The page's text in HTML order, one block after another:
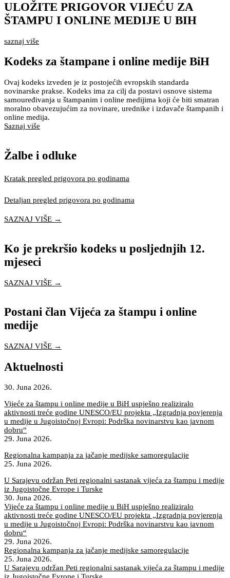
ULOŽITE PRIGOVOR VIJEĆU ZA
ŠTAMPU I ONLINE MEDIJE U BIH
saznaj više
Kodeks za štampane i online medije BiH
Ovaj kodeks izveden je iz postojećih evropskih standarda
novinarske prakse. Kodeks ima za cilj da postavi osnove sistema
samouređivanja u štampanim i online medijima koji će biti smatran
moralno obavezujućim za novinare, urednike i izdavače štampanih i
online medija.
Saznaj više
Žalbe i odluke
Kratak pregled prigovora po godinama
Detaljan pregled prigovora po godinama
SAZNAJ VIŠE →
Ko je prekršio kodeks u posljednjih 12.
mjeseci
SAZNAJ VIŠE →
Postani član Vijeća za štampu i online
medije
SAZNAJ VIŠE →
Aktuelnosti
30. Juna 2026.
Vijeće za štampu i online medije u BiH uspješno realiziralo
aktivnosti treće godine UNESCO/EU projekta „Izgradnja povjerenja
u medije u Jugoistočnoj Evropi: Podrška novinarstvu kao javnom
dobru“
29. Juna 2026.
Regionalna kampanja za jačanje medijske samoregulacije
25. Juna 2026.
U Sarajevu održan Peti regionalni sastanak vijeća za štampu i medije
iz Jugoistočne Evrope i Turske
30. Juna 2026.
Vijeće za štampu i online medije u BiH uspješno realiziralo
aktivnosti treće godine UNESCO/EU projekta „Izgradnja povjerenja
u medije u Jugoistočnoj Evropi: Podrška novinarstvu kao javnom
dobru“
29. Juna 2026.
Regionalna kampanja za jačanje medijske samoregulacije
25. Juna 2026.
U Sarajevu održan Peti regionalni sastanak vijeća za štampu i medije